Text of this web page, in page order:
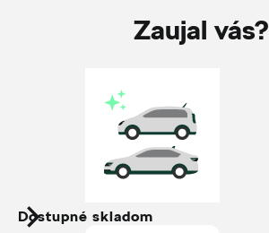
Zaujal vás?
Dostupné skladom